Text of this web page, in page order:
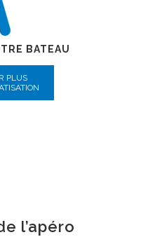
BATEAU
PLUS
l’apéro